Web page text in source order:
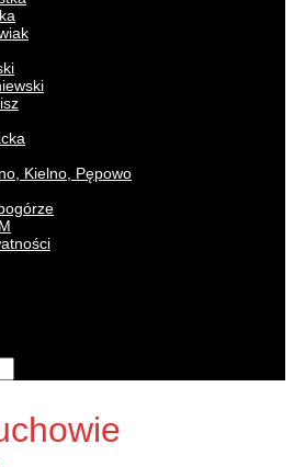
Kielno, Pępowo